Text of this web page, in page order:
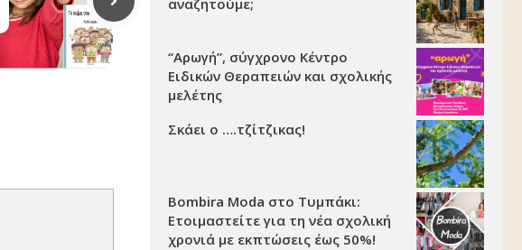
αναζητούμε;
“Αρωγή”, σύγχρονο Κέντρο
Ειδικών Θεραπειών και σχολικής
μελέτης
Σκάει ο ….τζίτζικας!
Bombira Moda στο Τυμπάκι:
Ετοιμαστείτε για τη νέα σχολική
χρονιά με εκπτώσεις έως 50%!